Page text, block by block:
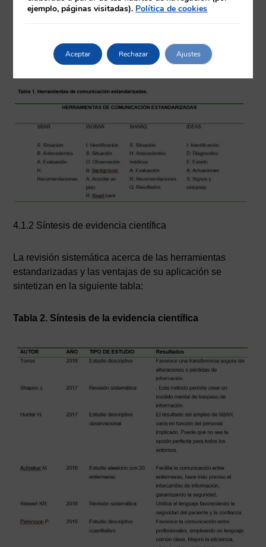
o I PASS THE BATON.
información que más se usan generalmente se resumen
en la siguiente tabla:
4.1.2 Síntesis de evidencia científica
La revisión sistemática acerca de las herramientas
estandarizadas y las ventajas de su aplicación se
sintetizan en la siguiente tabla:
Tabla 2. Síntesis de la evidencia científica
ejemplo, páginas visitadas). Política de cookies
Aceptar Rechazar Ajustes